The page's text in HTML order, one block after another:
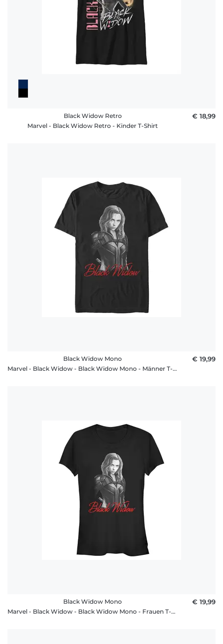
Black Widow Retro
Marvel - Black Widow Retro - Kinder T-Shirt
€ 18,99
Black Widow Mono
Marvel - Black Widow - Black Widow Mono - Männer T-Shirt
€ 19,99
Black Widow Mono
Marvel - Black Widow - Black Widow Mono - Frauen T-Shirt
€ 19,99